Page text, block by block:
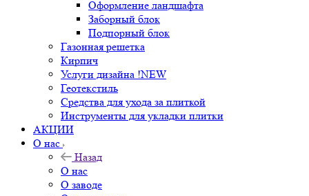
Оформление ландшафта
Заборный блок
Подпорный блок
Газонная решетка
Кирпич
Услуги дизайна !NEW
Геотекстиль
Средства для ухода за плиткой
Инструменты для укладки плитки
АКЦИИ
О нас
Назад
О нас
О заводе